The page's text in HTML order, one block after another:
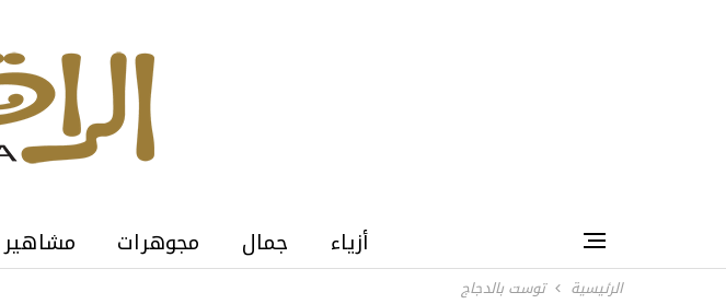
أزياء جمال مجوهرات مشاهير
الرئيسية توست بالدجاج